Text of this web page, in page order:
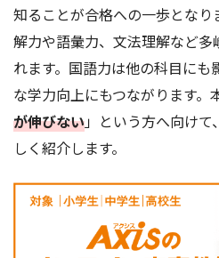
知ることが合格への一歩とな
解力や語彙力、文法理解など
れます。国語力は他の科目に
な学力向上にもつながります。
が伸びない」という方へ向け
しく紹介します。